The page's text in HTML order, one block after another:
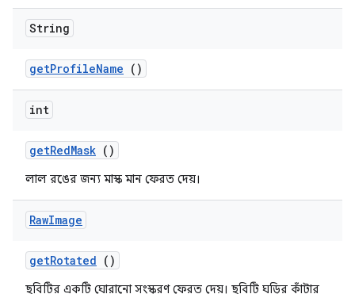
String
getProfileName ()
int
getRedMask ()
লাল রঙের জন্য মাস্ক মান ফেরত দেয়।
RawImage
getRotated ()
ছবিটির একটি ঘোরানো সংস্করণ ফেরত দেয়। ছবিটি ঘড়ির কাঁটার